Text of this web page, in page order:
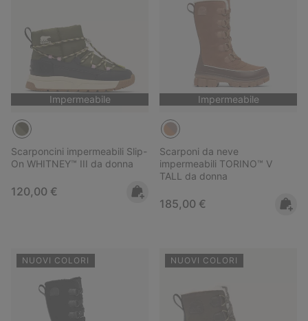
Impermeabile
Scarponcini impermeabili Slip-
On WHITNEY™ III da donna
Regular price:
120,00 €
Impermeabile
Scarponi da neve
impermeabili TORINO™ V
TALL da donna
Regular price:
185,00 €
NUOVI COLORI NUOVI COLORI